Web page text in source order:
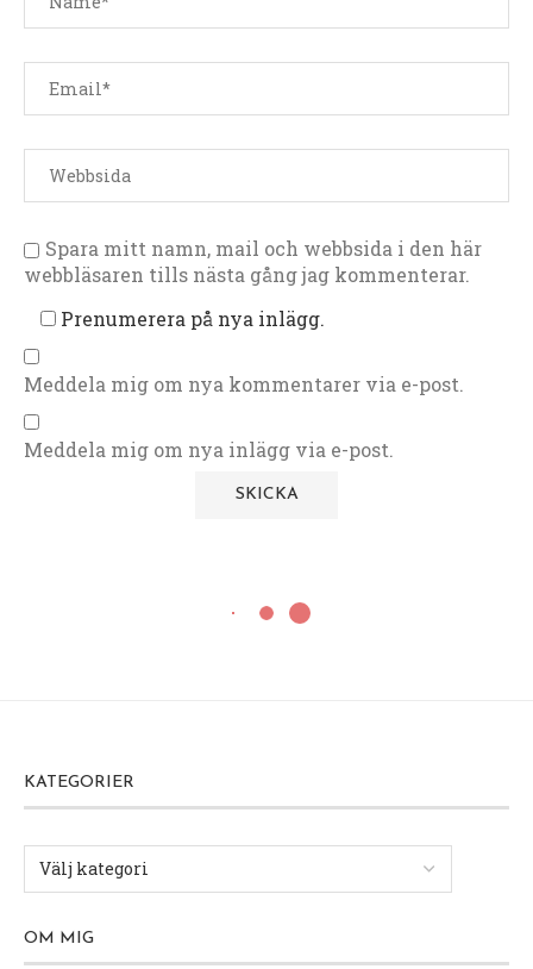
Spara mitt namn, mail och webbsida i den här
webbläsaren tills nästa gång jag kommenterar.
Prenumerera på nya inlägg.
Meddela mig om nya kommentarer via e-post.
Meddela mig om nya inlägg via e-post.
KATEGORIER
OM MIG